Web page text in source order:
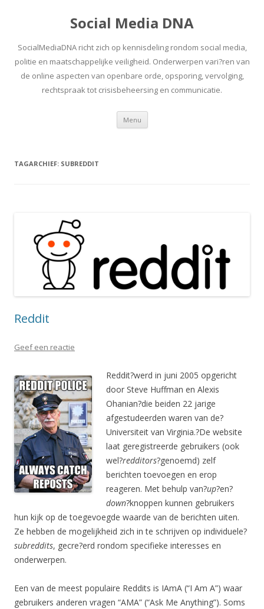
Social Media DNA
SocialMediaDNA richt zich op kennisdeling rondom social media,
politie en maatschappelijke veiligheid. Onderwerpen vari?ren van
de online aspecten van openbare orde, opsporing, vervolging,
rechtspraak tot crisisbeheersing en communicatie.
Menu Spring
inhoud
TAGARCHIEF: SUBREDDIT
Reddit
Geef een reactie
Reddit?werd in juni 2005 opgericht
door Steve Huffman en Alexis
Ohanian?die beiden 22 jarige
afgestudeerden waren van de?
Universiteit van Virginia.?De website
laat geregistreerde gebruikers (ook
wel?redditors?genoemd) zelf
berichten toevoegen en erop
reageren. Met behulp van?up?en?
down?knoppen kunnen gebruikers
hun kijk op de toegevoegde waarde van de berichten uiten.
Ze hebben de mogelijkheid zich in te schrijven op individuele?
subreddits, gecre?erd rondom specifieke interesses en
onderwerpen.
Een van de meest populaire Reddits is IAmA (“I Am A”) waar
gebruikers anderen vragen “AMA” (“Ask Me Anything”). Soms